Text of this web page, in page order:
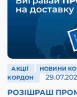
АКЦІЇ НОВИНИ
КОРДОН
РОЗІШРАШ